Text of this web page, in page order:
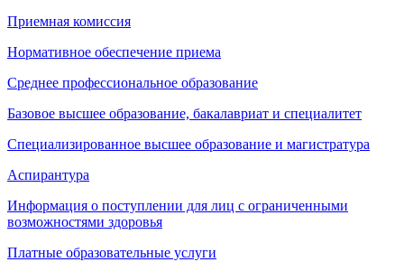
Приемная комиссия
Нормативное обеспечение приема
Среднее профессиональное образование
Базовое высшее образование, бакалавриат и специалитет
Специализированное высшее образование и магистратура
Аспирантура
Информация о поступлении для лиц с ограниченными
возможностями здоровья
Платные образовательные услуги